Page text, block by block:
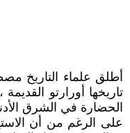
أطلق علماء التاريخ
تاريخها أورارتو
الحضارة في الشرق الأدنى القديم عادة بين